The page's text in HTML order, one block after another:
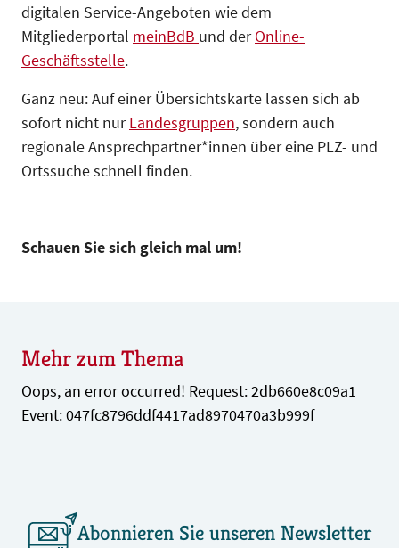
digitalen Service-Angeboten wie dem
Mitgliederportal meinBdB und derOnline-
Geschäftsstelle.
Ganz neu: Auf einer Übersichtskarte lassen sich ab
sofort nicht nurLandesgruppen, sondern auch
regionale Ansprechpartner*innen über eine PLZ- und
Ortssuche schnell finden.
Schauen Sie sich gleich mal um!
Mehr zum Thema
Oops, an error occurred! Request: 2db660e8c09a1
Event: 047fc8796ddf4417ad8970470a3b999f
Abonnieren Sie unseren Newsletter